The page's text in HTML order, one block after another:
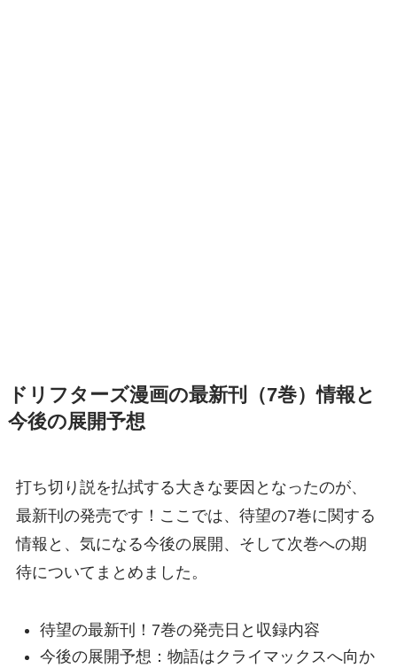
ドリフターズ漫画の最新刊（7巻）情報と
今後の展開予想
打ち切り説を払拭する大きな要因となったのが、
最新刊の発売です！ここでは、待望の7巻に関する
情報と、気になる今後の展開、そして次巻への期
待についてまとめました。
待望の最新刊！7巻の発売日と収録内容
今後の展開予想：物語はクライマックスへ向か